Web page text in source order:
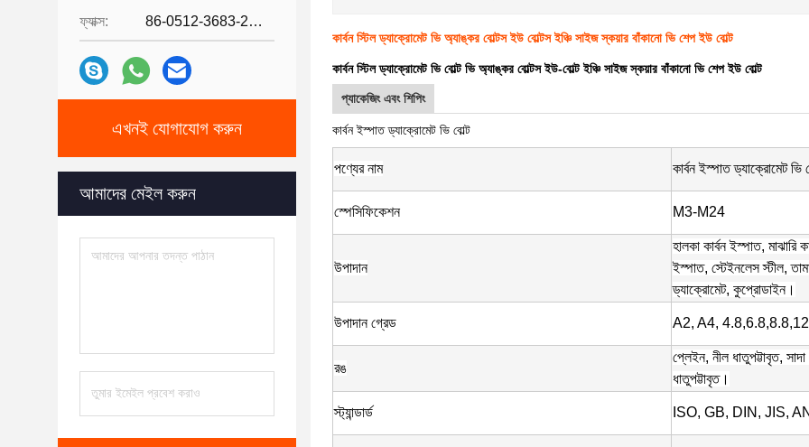
ফ্যাক্স: 86-0512-3683-2631
এখনই যোগাযোগ করুন
আমাদের মেইল ​​করুন
কার্বন স্টিল ড্যাক্রোমেট ভি অ্যাঙ্কর বোল্টস ইউ বোল্টস ইঞ্চি সাইজ স্কয়ার বাঁকানো ভি শেপ ইউ বোল্ট
কার্বন স্টিল ড্যাক্রোমেট ভি বোল্ট ভি অ্যাঙ্কর বোল্টস ইউ-বোল্ট ইঞ্চি সাইজ স্কয়ার বাঁকানো ভি শেপ ইউ বোল্ট
প্যাকেজিং এবং শিপিং
কার্বন ইস্পাত ড্যাক্রোমেট ভি বোল্ট
পণ্যের নাম কার্বন ইস্পাত ড্যাক্রোমেট ভি
স্পেসিফিকেশন M3-M24
উপাদান
হালকা কার্বন ইস্পাত, মাঝারি
ইস্পাত, স্টেইনলেস স্টীল,
ড্যাক্রোমেট, কুপ্রোডাইন।
উপাদান গ্রেড A2, A4,
রঙ
প্লেইন, নীল ধাতুপট্টাবৃত,
ধাতুপট্টাবৃত।
স্ট্যান্ডার্ড ISO, GB, DIN, JIS,